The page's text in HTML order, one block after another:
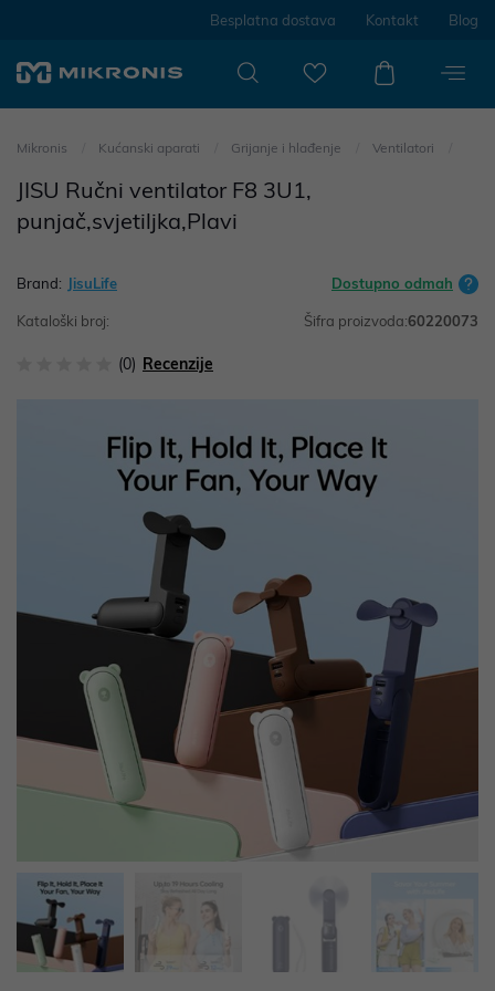
Besplatna dostava Kontakt Blog
Mikronis Kućanski aparati Grijanje i hlađenje Ventilatori
JISU Ručni ventilator F8 3U1,
punjač,svjetiljka,Plavi
Brand: JisuLife Dostupno odmah
Kataloški broj: Šifra proizvoda:60220073
(0) Recenzije